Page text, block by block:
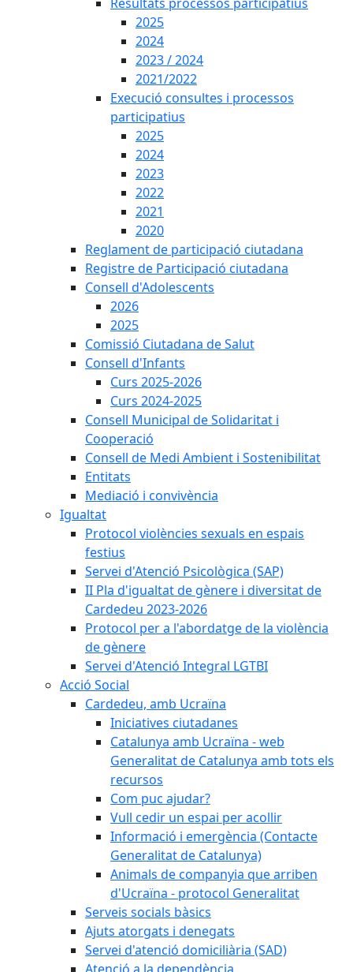
2025
2024
2023 / 2024
2021/2022
Execució consultes i processos
participatius
2025
2024
2023
2022
2021
2020
Reglament de participació ciutadana
Registre de Participació ciutadana
Consell d'Adolescents
2026
2025
Comissió Ciutadana de Salut
Consell d'Infants
Curs 2025-2026
Curs 2024-2025
Consell Municipal de Solidaritat i
Cooperació
Consell de Medi Ambient i Sostenibilitat
Entitats
Mediació i convivència
Igualtat
Protocol violències sexuals en espais
festius
Servei d'Atenció Psicològica (SAP)
II Pla d'igualtat de gènere i diversitat de
Cardedeu 2023-2026
Protocol per a l'abordatge de la violència
de gènere
Servei d'Atenció Integral LGTBI
Acció Social
Cardedeu, amb Ucraïna
Iniciatives ciutadanes
Catalunya amb Ucraïna - web
Generalitat de Catalunya amb tots els
recursos
Com puc ajudar?
Vull cedir un espai per acollir
Informació i emergència (Contacte
Generalitat de Catalunya)
Animals de companyia que arriben
d'Ucraïna - protocol Generalitat
Serveis socials bàsics
Ajuts atorgats i denegats
Servei d'atenció domiciliària (SAD)